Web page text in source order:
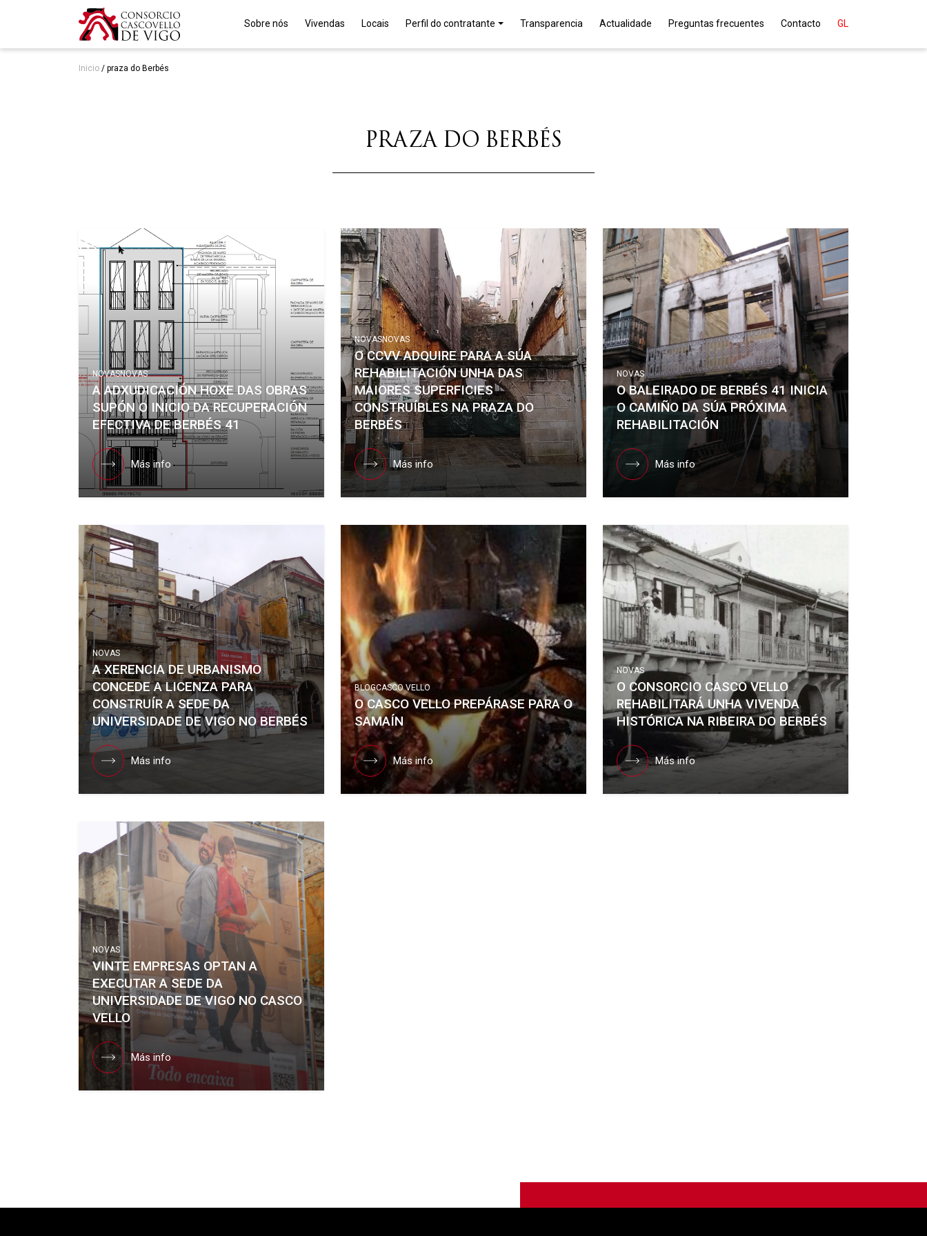
Sobre nós Vivendas Locais Perfil do contratante Transparencia Actualidade Preguntas frecuentes Contacto GL
Inicio / praza do Berbés
PRAZA DO BERBÉS
NOVASNOVAS
A ADXUDICACIÓN HOXE DAS OBRAS
SUPÓN O INICIO DA RECUPERACIÓN
EFECTIVA DE BERBÉS 41
Más info
NOVASNOVAS
O CCVV ADQUIRE PARA A SÚA
REHABILITACIÓN UNHA DAS
MAIORES SUPERFICIES
CONSTRUÍBLES NA PRAZA DO
BERBÉS
Más info
NOVAS
O BALEIRADO DE BERBÉS 41 INICIA
O CAMIÑO DA SÚA PRÓXIMA
REHABILITACIÓN
Más info
NOVAS
A XERENCIA DE URBANISMO
CONCEDE A LICENZA PARA
CONSTRUÍR A SEDE DA
UNIVERSIDADE DE VIGO NO BERBÉS
Más info
BLOGCASCO VELLO
O CASCO VELLO PREPÁRASE PARA O
SAMAÍN
Más info
NOVAS
O CONSORCIO CASCO VELLO
REHABILITARÁ UNHA VIVENDA
HISTÓRICA NA RIBEIRA DO BERBÉS
Más info
NOVAS
VINTE EMPRESAS OPTAN A
EXECUTAR A SEDE DA
UNIVERSIDADE DE VIGO NO CASCO
VELLO
Más info